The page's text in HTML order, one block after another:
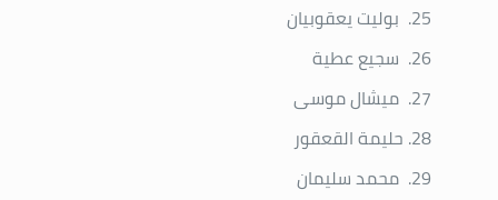
بوليت يعقوبيان
سجيع عطية
ميشال موسى
حليمة القعقور
محمد سليمان